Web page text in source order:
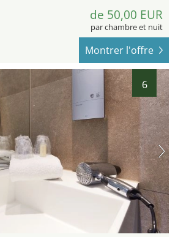
de 50,00 EUR
par chambre et nuit
Montrer l'offre
6